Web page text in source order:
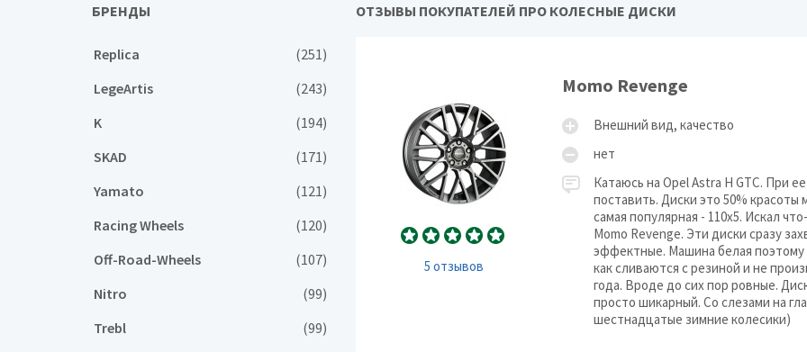
ОТЗЫВЫ ПОКУПАТЕЛЕЙ ПРО КОЛЕСНЫЕ ДИСКИ
5 отзывов
Momo Revenge
Внешний вид, качество
нет
Катаюсь на Opel Astra H GTC. При
поставить. Диски это 50%
самая популярная - 110х5. Искал
Momo Revenge. Эти диски сразу
эффектные. Машина белая
как сливаются с резиной и не
года. Вроде до сих пор ровные.
просто шикарный. Со слезами на
шестнадцатые зимние колесики)
БРЕНДЫ
Replica (251)
LegeArtis (243)
K (194)
SKAD (171)
Yamato (121)
Racing Wheels (120)
Off-Road-Wheels (107)
Nitro (99)
Trebl (99)